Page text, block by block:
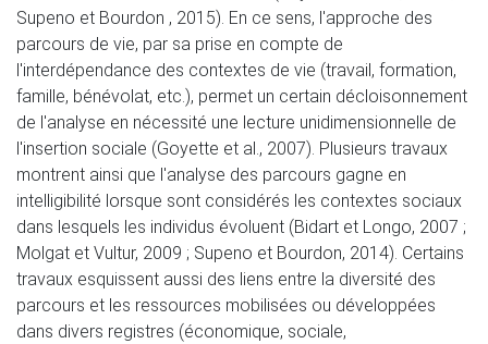
Supeno et Bourdon , 2015). En ce sens, l'approche des
parcours de vie, par sa prise en compte de
l'interdépendance des contextes de vie (travail, formation,
famille, bénévolat, etc.), permet un certain décloisonnement
de l'analyse en nécessité une lecture unidimensionnelle de
l'insertion sociale (Goyette et al., 2007). Plusieurs travaux
montrent ainsi que l'analyse des parcours gagne en
intelligibilité lorsque sont considérés les contextes sociaux
dans lesquels les individus évoluent (Bidart et Longo, 2007 ;
Molgat et Vultur, 2009 ; Supeno et Bourdon, 2014). Certains
travaux esquissent aussi des liens entre la diversité des
parcours et les ressources mobilisées ou développées
dans divers registres (économique, sociale,